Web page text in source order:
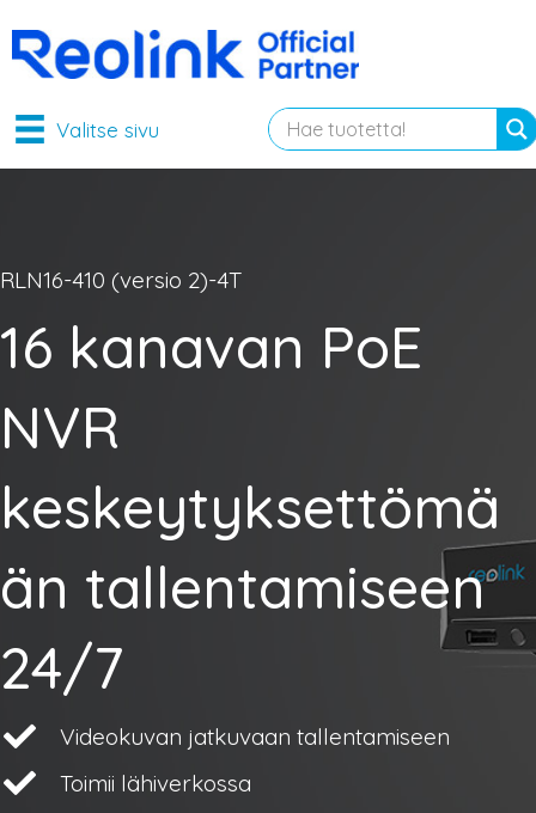
Valitse sivu
RLN16-410 (versio 2)-4T
16 kanavan PoE
NVR
keskeytyksettömä
än tallentamiseen
24/7
Videokuvan jatkuvaan tallentamiseen
Toimii lähiverkossa